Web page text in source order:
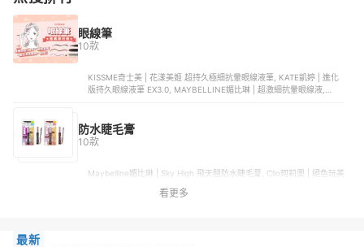
眼線筆
10款
KISSME奇士美 | 花漾美姬 超持久極細抗暈眼線液筆, KATE凱婷 | 進化
版持久眼線液筆 EX3.0, MAYBELLINE媚比琳 | 超激細抗暈眼線液,
防水睫毛膏
10款
Maybelline媚比琳 | Sky High 飛天翹防水睫毛膏, Clio珂莉奧 | 絕色玩美
Rubinstein赫蓮娜 | 豹紋魅惑睫毛液, Kissme奇士美 | 花漾美姬 超！持
看更多
最新